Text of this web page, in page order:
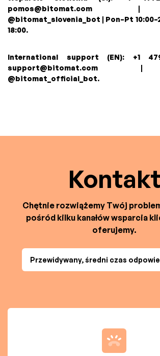
pomos@bitomat.com |
@bitomat_slovenia_bot | Pon–Pt
18:00.
International support (EN): +1
support@bitomat.com |
@bitomat_official_bot.
Kontakt
Chętnie rozwiążemy Twój
pośród kilku kanałów wsparcia
oferujemy.
Przewidywany, średni czas